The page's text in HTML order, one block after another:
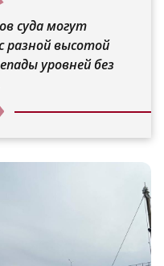
суда могут
разной высотой
уровней без